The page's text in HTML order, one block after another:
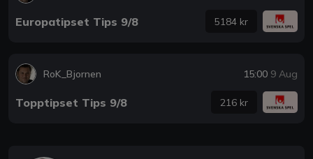
Europatipset Tips 9/8 5184 kr
RoK_Bjornen 15:00 9 Aug
Topptipset Tips 9/8 216 kr